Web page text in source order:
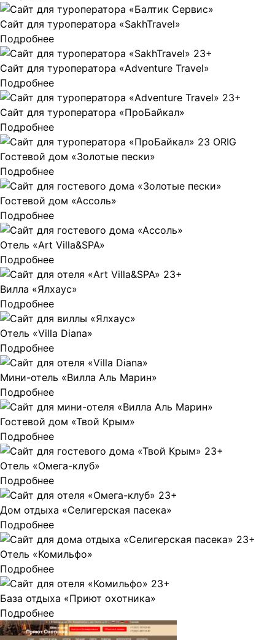
Сайт для туроператора «SakhTravel»
Подробнее
Сайт для туроператора «Adventure Travel»
Подробнее
Сайт для туроператора «ПроБайкал»
Подробнее
Гостевой дом «Золотые пески»
Подробнее
Гостевой дом «Ассоль»
Подробнее
Отель «Art Villa&SPA»
Подробнее
Вилла «Ялхаус»
Подробнее
Отель «Villa Diana»
Подробнее
Мини-отель «Вилла Аль Марин»
Подробнее
Гостевой дом «Твой Крым»
Подробнее
Отель «Омега-клуб»
Подробнее
Дом отдыха «Селигерская пасека»
Подробнее
Отель «Комильфо»
Подробнее
База отдыха «Приют охотника»
Подробнее